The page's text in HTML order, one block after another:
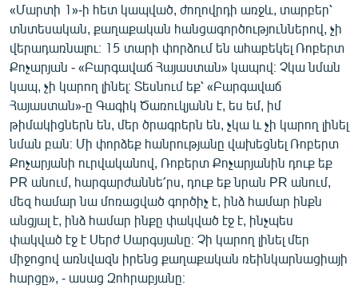
«Մարտի 1»-ի հետ կապված, ժողովրդի առջև, տարբեր՝
տնտեսական, քաղաքական հանցագործություններով, չի
վերադառնալու։ 15 տարի փորձում են ահաբեկել Ռոբերտ
Քոչարյան - «Բարգավաճ Հայաստան» կապով։ Չկա նման
կապ, չի կարող լինել։ Տեսնում եք՝ «Բարգավաճ
Հայաստան»-ը Գագիկ Ծառուկյանն է, ես եմ, իմ
թիմակիցներն են, մեր ծրագրերն են, չկա և չի կարող լինել
նման բան։ Մի փորձեք հանրությանը վախեցնել Ռոբերտ
Քոչարյանի ուրվականով, Ռոբերտ Քոչարյանին դուք եք
PR անում, հարգարժաննե՛րս, դուք եք նրան PR անում,
մեզ համար նա մոռացված գործիչ է, ինձ համար ինքն
անցյալ է, ինձ համար ինքը փակված էջ է, ինչպես
փակված էջ է Սերժ Սարգսյանը։ Չի կարող լինել մեր
միջոցով առնվազն իրենց քաղաքական ռեինկարնացիայի
հարցը», - ասաց Զոհրաբյանը։